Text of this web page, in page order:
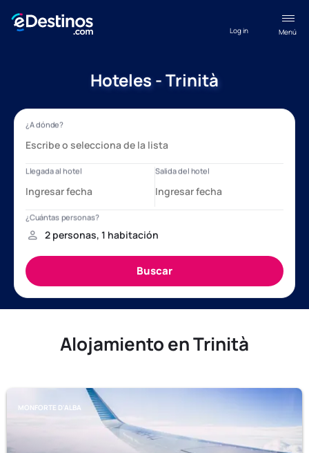
Menú
Log in
Hoteles - Trinità
Alojamiento en Trinità
MONFORTE D'ALBA